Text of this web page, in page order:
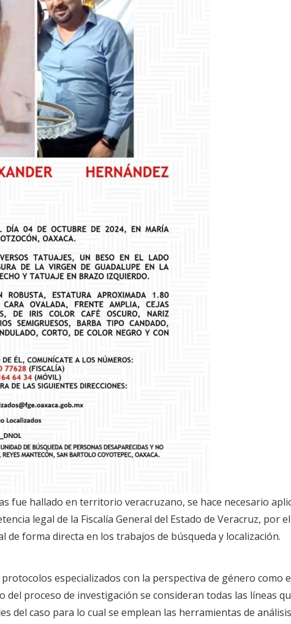
fue hallado en territorio veracruzano, se hace necesario
legal de la Fiscalía General del Estado de Veracruz, por
de forma directa en los trabajos de búsqueda y localización.
protocolos especializados con la perspectiva de género
del proceso de investigación se consideran todas las líneas
del caso para lo cual se emplean las herramientas de